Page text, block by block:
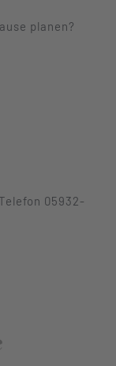
planen?
05932-